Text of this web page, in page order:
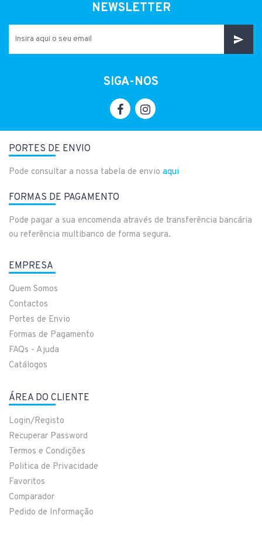
NEWSLETTER
SIGA-NOS
PORTES DE ENVIO
Pode consultar a nossa tabela de envio aqui
FORMAS DE PAGAMENTO
Pode pagar a sua encomenda através de transferência bancária
ou referência multibanco de forma segura.
EMPRESA
Quem Somos
Contactos
Portes de Envio
Formas de Pagamento
FAQs - Ajuda
Catálogos
ÁREA DO CLIENTE
Login/Registo
Recuperar Password
Termos e Condições
Politica de Privacidade
Favoritos
Comparador
Pedido de Informação